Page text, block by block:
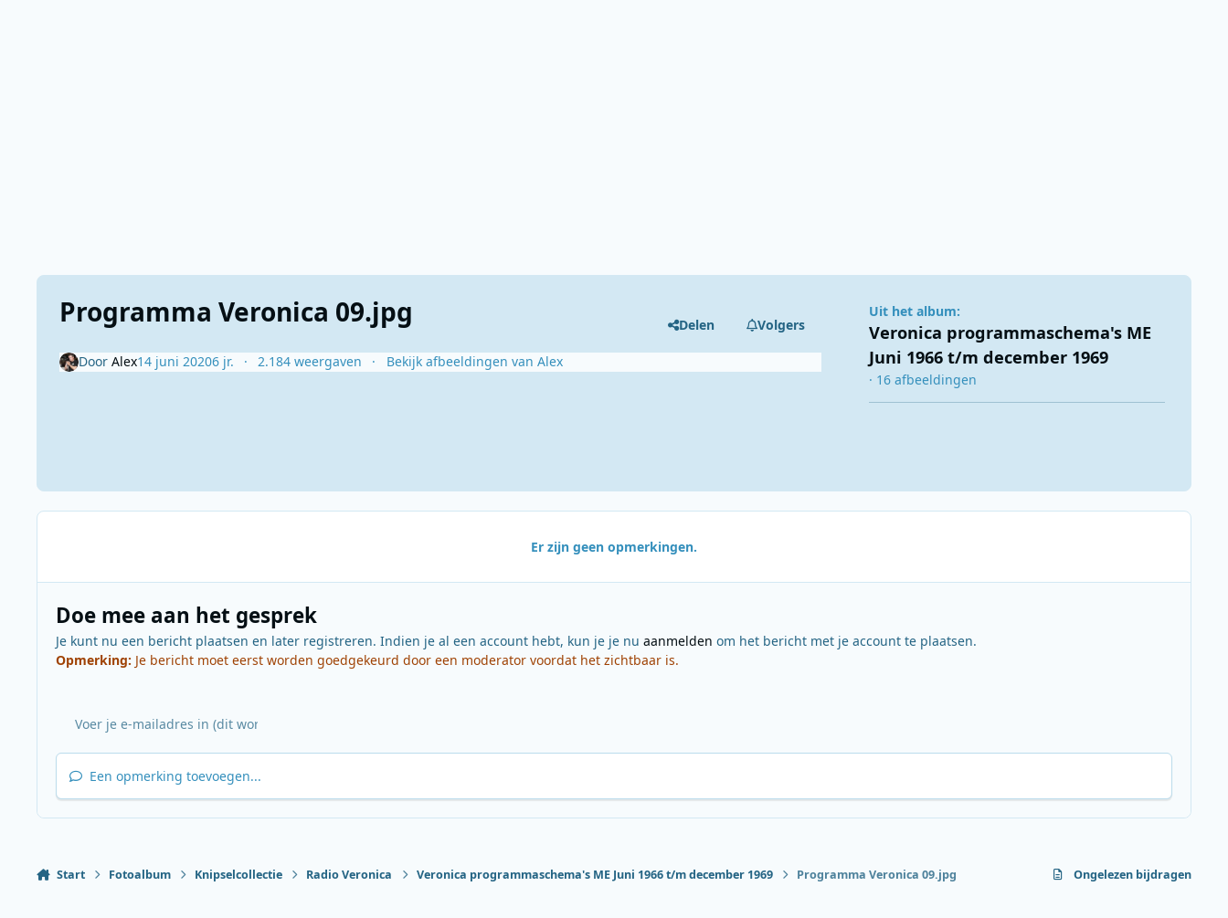
Programma Veronica 09.jpg Delen Volgers
Door Alex14 juni 20206 jr. 2.184 weergaven Bekijk afbeeldingen van Alex
Uit het album:
Veronica programmaschema's ME
Juni 1966 t/m december 1969
· 16 afbeeldingen
Er zijn geen opmerkingen.
Doe mee aan het gesprek
Je kunt nu een bericht plaatsen en later registreren. Indien je al een account hebt, kun je je nu aanmelden om het bericht met je account te plaatsen.
Opmerking: Je bericht moet eerst worden goedgekeurd door een moderator voordat het zichtbaar is.
Een opmerking toevoegen...
Start Fotoalbum Knipselcollectie Radio Veronica Veronica programmaschema's ME Juni 1966 t/m december 1969 Programma Veronica 09.jpg Ongelezen bijdragen